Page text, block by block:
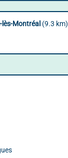
lès-Montréal (9.3 km)